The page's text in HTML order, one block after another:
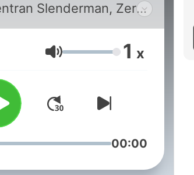
Slenderman, Zero,
Laughing Jack, o
Onna. Prepárate
un rato
con estos
que te atraparán
soltarte jamás.
Volumen 1 x
00:00